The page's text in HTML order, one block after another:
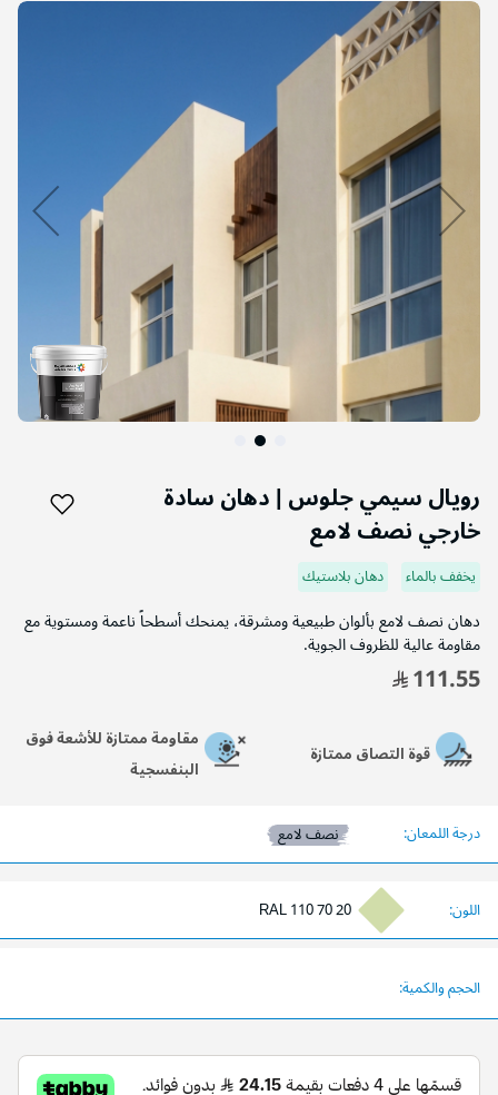
رويال سيمي جلوس | دهان سادة
خارجي نصف لامع
يخفف بالماء دهان بلاستيك
دهان نصف لامع بألوان طبيعية ومشرقة، يمنحك أسطحاً ناعمة ومستوية مع
مقاومة عالية للظروف الجوية.
111.55
قوة التصاق ممتازة
مقاومة ممتازة للأشعة فوق
البنفسجية
درجة اللمعان: نصف لامع
اللون: RAL 110 70 20
الحجم والكمية:
التخطي
بداية
معرض
الصور